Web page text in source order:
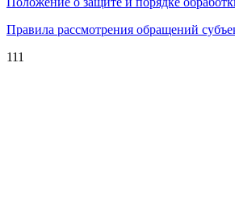
Правила рассмотрения обращений
111